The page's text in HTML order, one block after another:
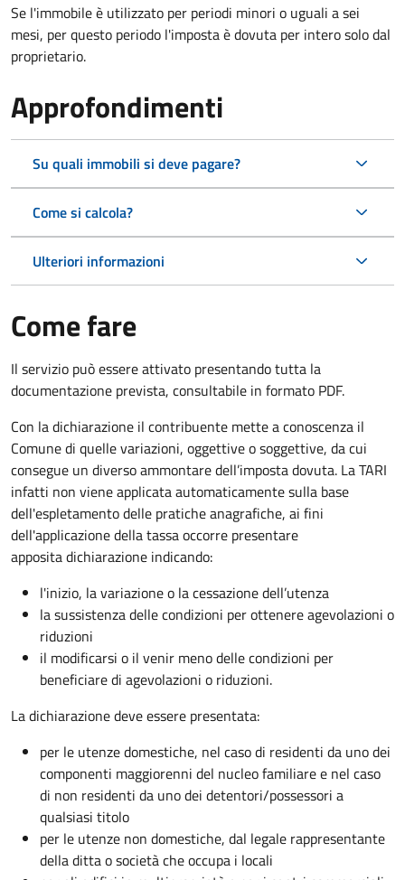
Se l'immobile è utilizzato per periodi minori o uguali a sei
mesi, per questo periodo l'imposta è dovuta per intero solo dal
proprietario.
Approfondimenti
Su quali immobili si deve pagare?
Come si calcola?
Ulteriori informazioni
Come fare
Il servizio può essere attivato presentando tutta la
documentazione prevista, consultabile in formato PDF.
Con la dichiarazione il contribuente mette a conoscenza il
Comune di quelle variazioni, oggettive o soggettive, da cui
consegue un diverso ammontare dell’imposta dovuta. La TARI
infatti non viene applicata automaticamente sulla base
dell'espletamento delle pratiche anagrafiche, ai fini
dell'applicazione della tassa occorre presentare
apposita dichiarazione indicando:
l'inizio, la variazione o la cessazione dell’utenza
la sussistenza delle condizioni per ottenere agevolazioni o
riduzioni
il modificarsi o il venir meno delle condizioni per
beneficiare di agevolazioni o riduzioni.
La dichiarazione deve essere presentata:
per le utenze domestiche, nel caso di residenti da uno dei
componenti maggiorenni del nucleo familiare e nel caso
di non residenti da uno dei detentori/possessori a
qualsiasi titolo
per le utenze non domestiche, dal legale rappresentante
della ditta o società che occupa i locali